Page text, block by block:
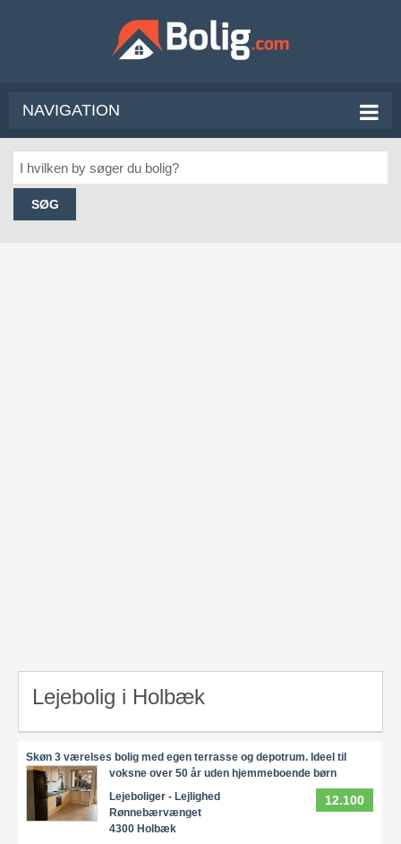
NAVIGATION
SØG
Lejebolig i Holbæk
Skøn 3 værelses bolig med egen terrasse og depotrum. Ideel til
voksne over 50 år uden hjemmeboende børn
12.100
Lejeboliger - Lejlighed
Rønnebærvænget
4300 Holbæk